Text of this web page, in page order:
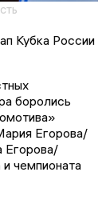
Кубка России
боролись
Егорова/
Егорова/
чемпионата